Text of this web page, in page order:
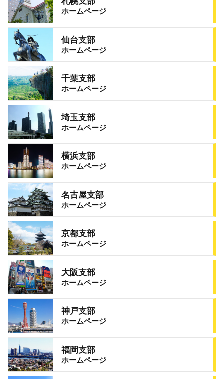
ホームページ
仙台支部
ホームページ
千葉支部
ホームページ
埼玉支部
ホームページ
横浜支部
ホームページ
名古屋支部
ホームページ
京都支部
ホームページ
大阪支部
ホームページ
神戸支部
ホームページ
福岡支部
ホームページ